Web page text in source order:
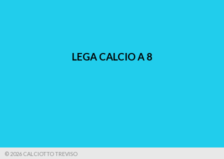
LEGA CALCIO A 8
© 2026 CALCIOTTO TREVISO